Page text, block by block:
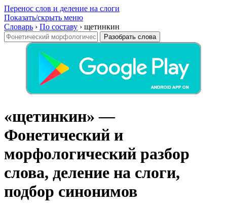
Перенос слов и деление на слоги
Показать/скрыть меню
Словарь › По составу › щетинкин
Разобрать слова
«щетинкин» —
Фонетический и
морфологический разбор
слова, деление на слоги,
подбор синонимов